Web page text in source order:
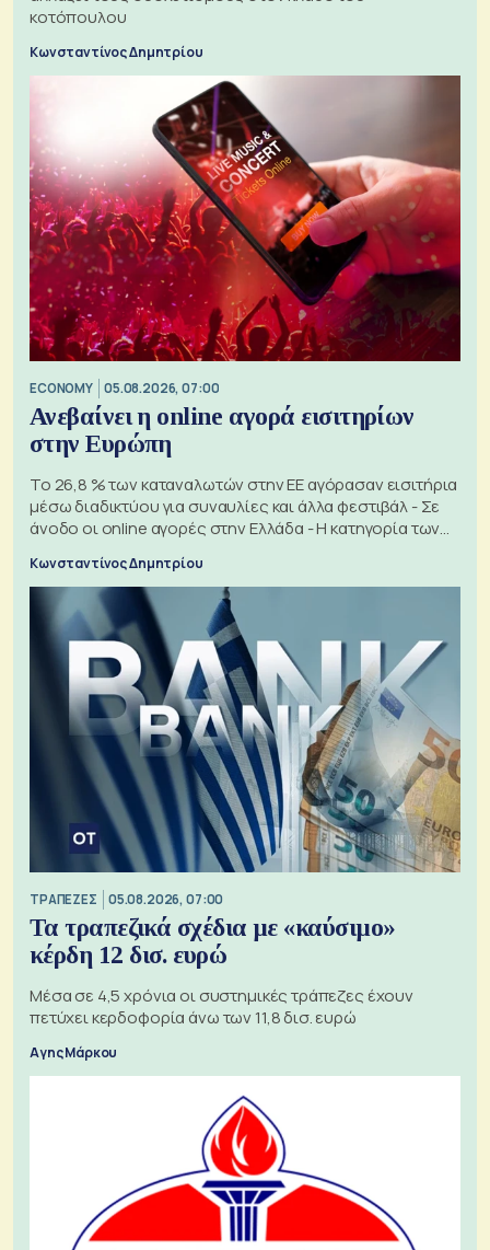
κοτόπουλου
Κωνσταντίνος Δημητρίου
ECONOMY 05.08.2026, 07:00
Ανεβαίνει η online αγορά εισιτηρίων
στην Ευρώπη
Το 26,8 % των καταναλωτών στην ΕΕ αγόρασαν εισιτήρια
μέσω διαδικτύου για συναυλίες και άλλα φεστιβάλ - Σε
άνοδο οι online αγορές στην Ελλάδα - Η κατηγορία των
Κωνσταντίνος Δημητρίου
ΤΡΑΠΕΖΕΣ 05.08.2026, 07:00
Τα τραπεζικά σχέδια με «καύσιμο»
κέρδη 12 δισ. ευρώ
Μέσα σε 4,5 χρόνια οι συστημικές τράπεζες έχουν
πετύχει κερδοφορία άνω των 11,8 δισ. ευρώ
Αγης Μάρκου